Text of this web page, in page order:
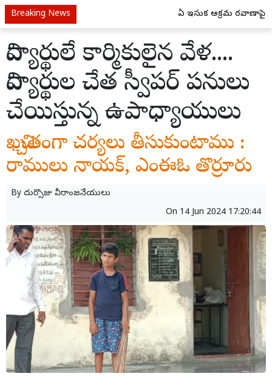
Breaking News ఏపీ ఇసుక అక్రమ రవాణాపై
విద్యార్థులే కార్మికులైన వేళ....
విద్యార్థుల చేత స్వీపర్ పనులు
చేయిస్తున్న ఉపాధ్యాయులు
ఖచ్చితంగా చర్యలు తీసుకుంటాము :
రాములు నాయక్, ఎంఈఓ తొర్రూరు
By దుర్సొజు వీరాంజనేయులు
On 14 Jun 2024 17:20:44